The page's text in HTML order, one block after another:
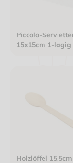
Piccolo-
15x15cm 1-
Holzlöffel